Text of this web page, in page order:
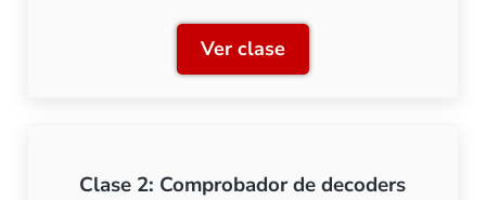
Ver claseClase 1: El multímetro
Clase 2: Comprobador de decoders